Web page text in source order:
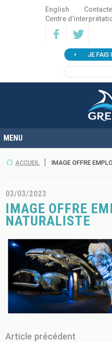
English
Centre
JE FAIS
ACCUEIL IMAGE OFFRE
03/03/2023
IMAGE OFFRE
NATURALISTE
Article précédent